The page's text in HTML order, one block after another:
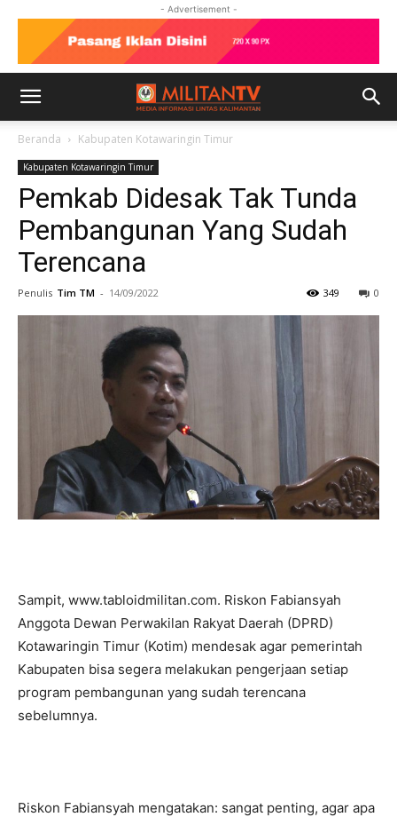
- Advertisement -
Beranda Kabupaten Kotawaringin Timur
Kabupaten Kotawaringin Timur
Pemkab Didesak Tak Tunda
Pembangunan Yang Sudah
Terencana
Penulis Tim TM - 14/09/2022 0
349
Sampit, www.tabloidmilitan.com. Riskon Fabiansyah
Anggota Dewan Perwakilan Rakyat Daerah (DPRD)
Kotawaringin Timur (Kotim) mendesak agar pemerintah
Kabupaten bisa segera melakukan pengerjaan setiap
program pembangunan yang sudah terencana
sebelumnya.
Riskon Fabiansyah mengatakan: sangat penting, agar apa